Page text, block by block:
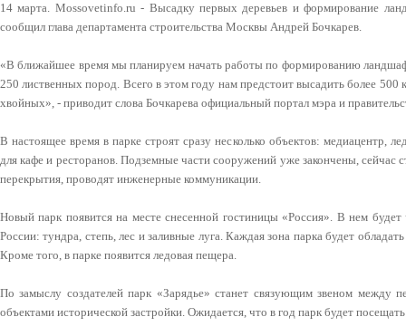
14 марта. Mossovetinfo.ru - Высадку первых деревьев и формирование
сообщил глава департамента строительства Москвы Андрей Бочкарев.
«В ближайшее время мы планируем начать работы по формированию
250 лиственных пород. Всего в этом году нам предстоит высадить более 500
хвойных», - приводит слова Бочкарева официальный портал мэра и
В настоящее время в парке строят сразу несколько объектов: медиацентр,
для кафе и ресторанов. Подземные части сооружений уже закончены, сейчас
перекрытия, проводят инженерные коммуникации.
Новый парк появится на месте снесенной гостиницы «Россия». В нем
России: тундра, степь, лес и заливные луга. Каждая зона парка будет
Кроме того, в парке появится ледовая пещера.
По замыслу создателей парк «Зарядье» станет связующим звеном между
объектами исторической застройки. Ожидается, что в год парк будет